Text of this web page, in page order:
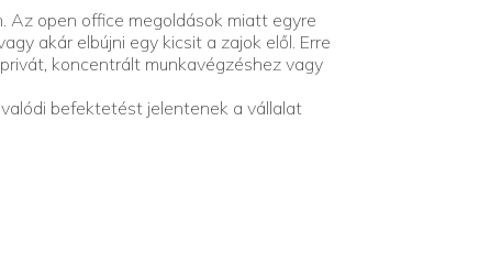
Az open office megoldások miatt egyre
akár elbújni egy kicsit a zajok elől. Erre
koncentrált munkavégzéshez vagy
befektetést jelentenek a vállalat